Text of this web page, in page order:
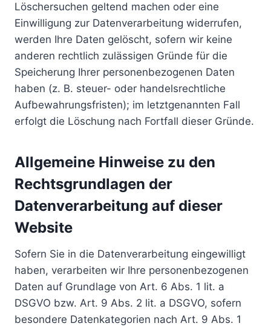
Löschersuchen geltend machen oder eine
Einwilligung zur Datenverarbeitung widerrufen,
werden Ihre Daten gelöscht, sofern wir keine
anderen rechtlich zulässigen Gründe für die
Speicherung Ihrer personenbezogenen Daten
haben (z. B. steuer- oder handelsrechtliche
Aufbewahrungsfristen); im letztgenannten Fall
erfolgt die Löschung nach Fortfall dieser Gründe.
Allgemeine Hinweise zu den
Rechtsgrundlagen der
Datenverarbeitung auf dieser
Website
Sofern Sie in die Datenverarbeitung eingewilligt
haben, verarbeiten wir Ihre personenbezogenen
Daten auf Grundlage von Art. 6 Abs. 1 lit. a
DSGVO bzw. Art. 9 Abs. 2 lit. a DSGVO, sofern
besondere Datenkategorien nach Art. 9 Abs. 1